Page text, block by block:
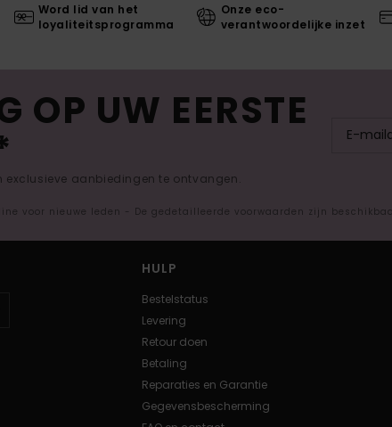
Word lid van het
loyaliteitsprogramma
Onze eco-
verantwoordelijke inzet
OP UW EERSTE
aanbiedingen te ontvangen.
voor nieuwe leden - De gedetailleerde voorwaarden zijn
HULP
Bestelstatus
Levering
Retour doen
Betaling
Reparaties en Garantie
Gegevensbescherming